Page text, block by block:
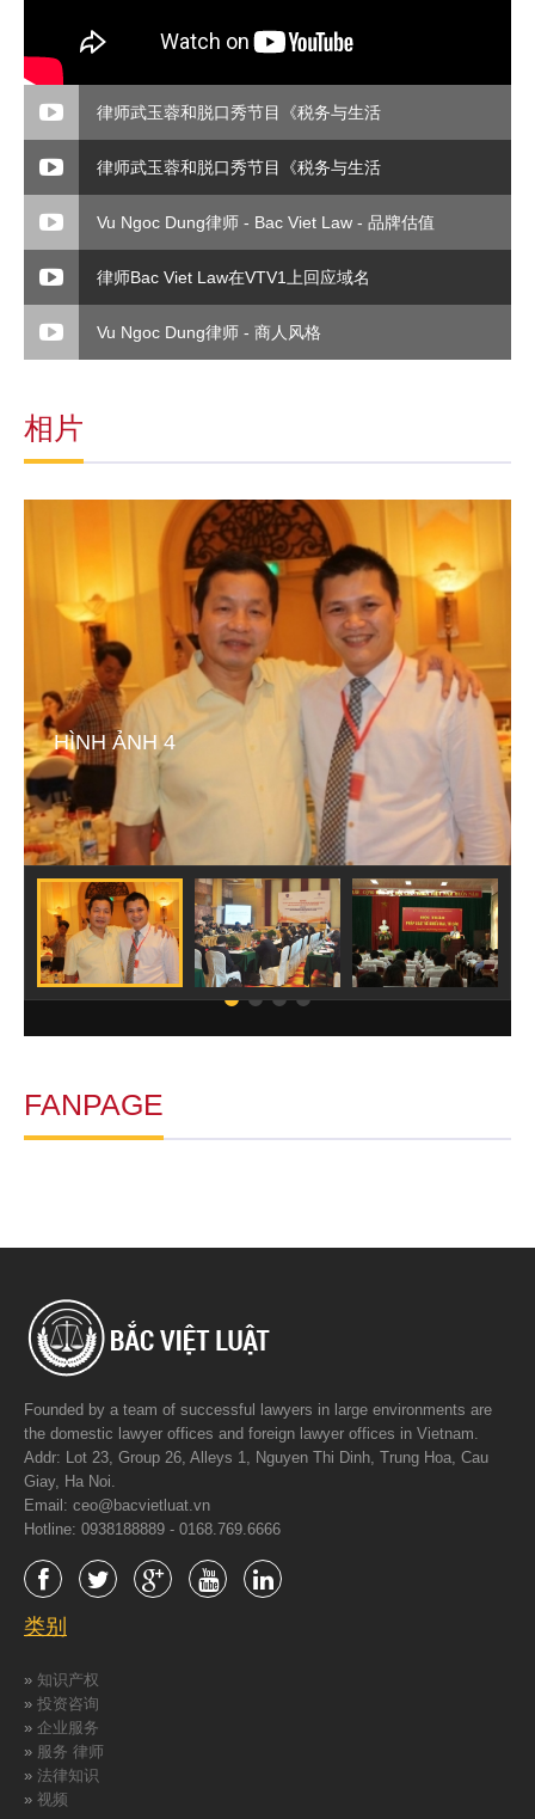
律师武玉蓉和脱口秀节目《税务与生活
律师武玉蓉和脱口秀节目《税务与生活
Vu Ngoc Dung律师 - Bac Viet Law - 品牌估值
律师Bac Viet Law在VTV1上回应域名
Vu Ngoc Dung律师 - 商人风格
相片
HÌNH ẢNH 4
FANPAGE
Founded by a team of successful lawyers in large environments are
the domestic lawyer offices and foreign lawyer offices in Vietnam.
Addr: Lot 23, Group 26, Alleys 1, Nguyen Thi Dinh, Trung Hoa, Cau
Giay, Ha Noi.
Email: ceo@bacvietluat.vn
Hotline: 0938188889 - 0168.769.6666
类别
» 知识产权
» 投资咨询
» 企业服务
» 服务 律师
» 法律知识
» 视频